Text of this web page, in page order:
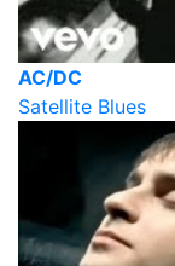
AC/DC
Satellite Blues